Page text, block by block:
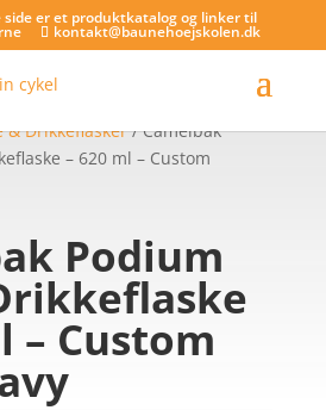
side er et produktkatalog og linker til
kontakt@baunehoejskolen.dk
& Drikkeflasker/ Camelbak
– 620 ml – Custom
Podium
– Custom